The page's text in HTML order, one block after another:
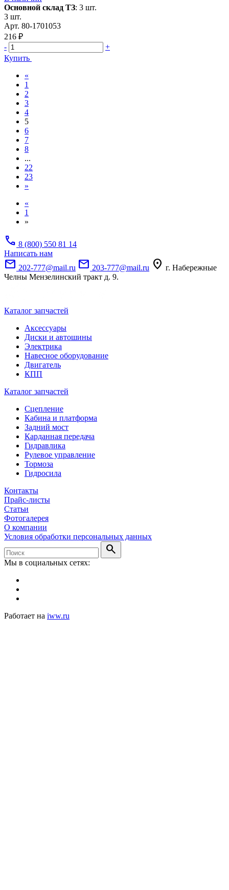
Основной склад ТЗ: 3 шт.
3 шт.
Арт. 80-1701053
216 ₽
-
+
Купить
«
1
2
3
4
5
6
7
8
...
22
23
»
«
1
»
call 8 (800) 550 81 14
Написать нам
mail 202-777@mail.ru mail 203-777@mail.ru location_on г. Набережные
Челны Мензелинский тракт д. 9.
Каталог запчастей
Аксессуары
Диски и автошины
Электрика
Навесное оборудование
Двигатель
КПП
Каталог запчастей
Сцепление
Кабина и платформа
Задний мост
Карданная передача
Гидравлика
Рулевое управление
Тормоза
Гидросила
Контакты
Прайс-листы
Статьи
Фотогалерея
О компании
Условия обработки персональных данных
search
Мы в социальных сетях:
Работает на iww.ru